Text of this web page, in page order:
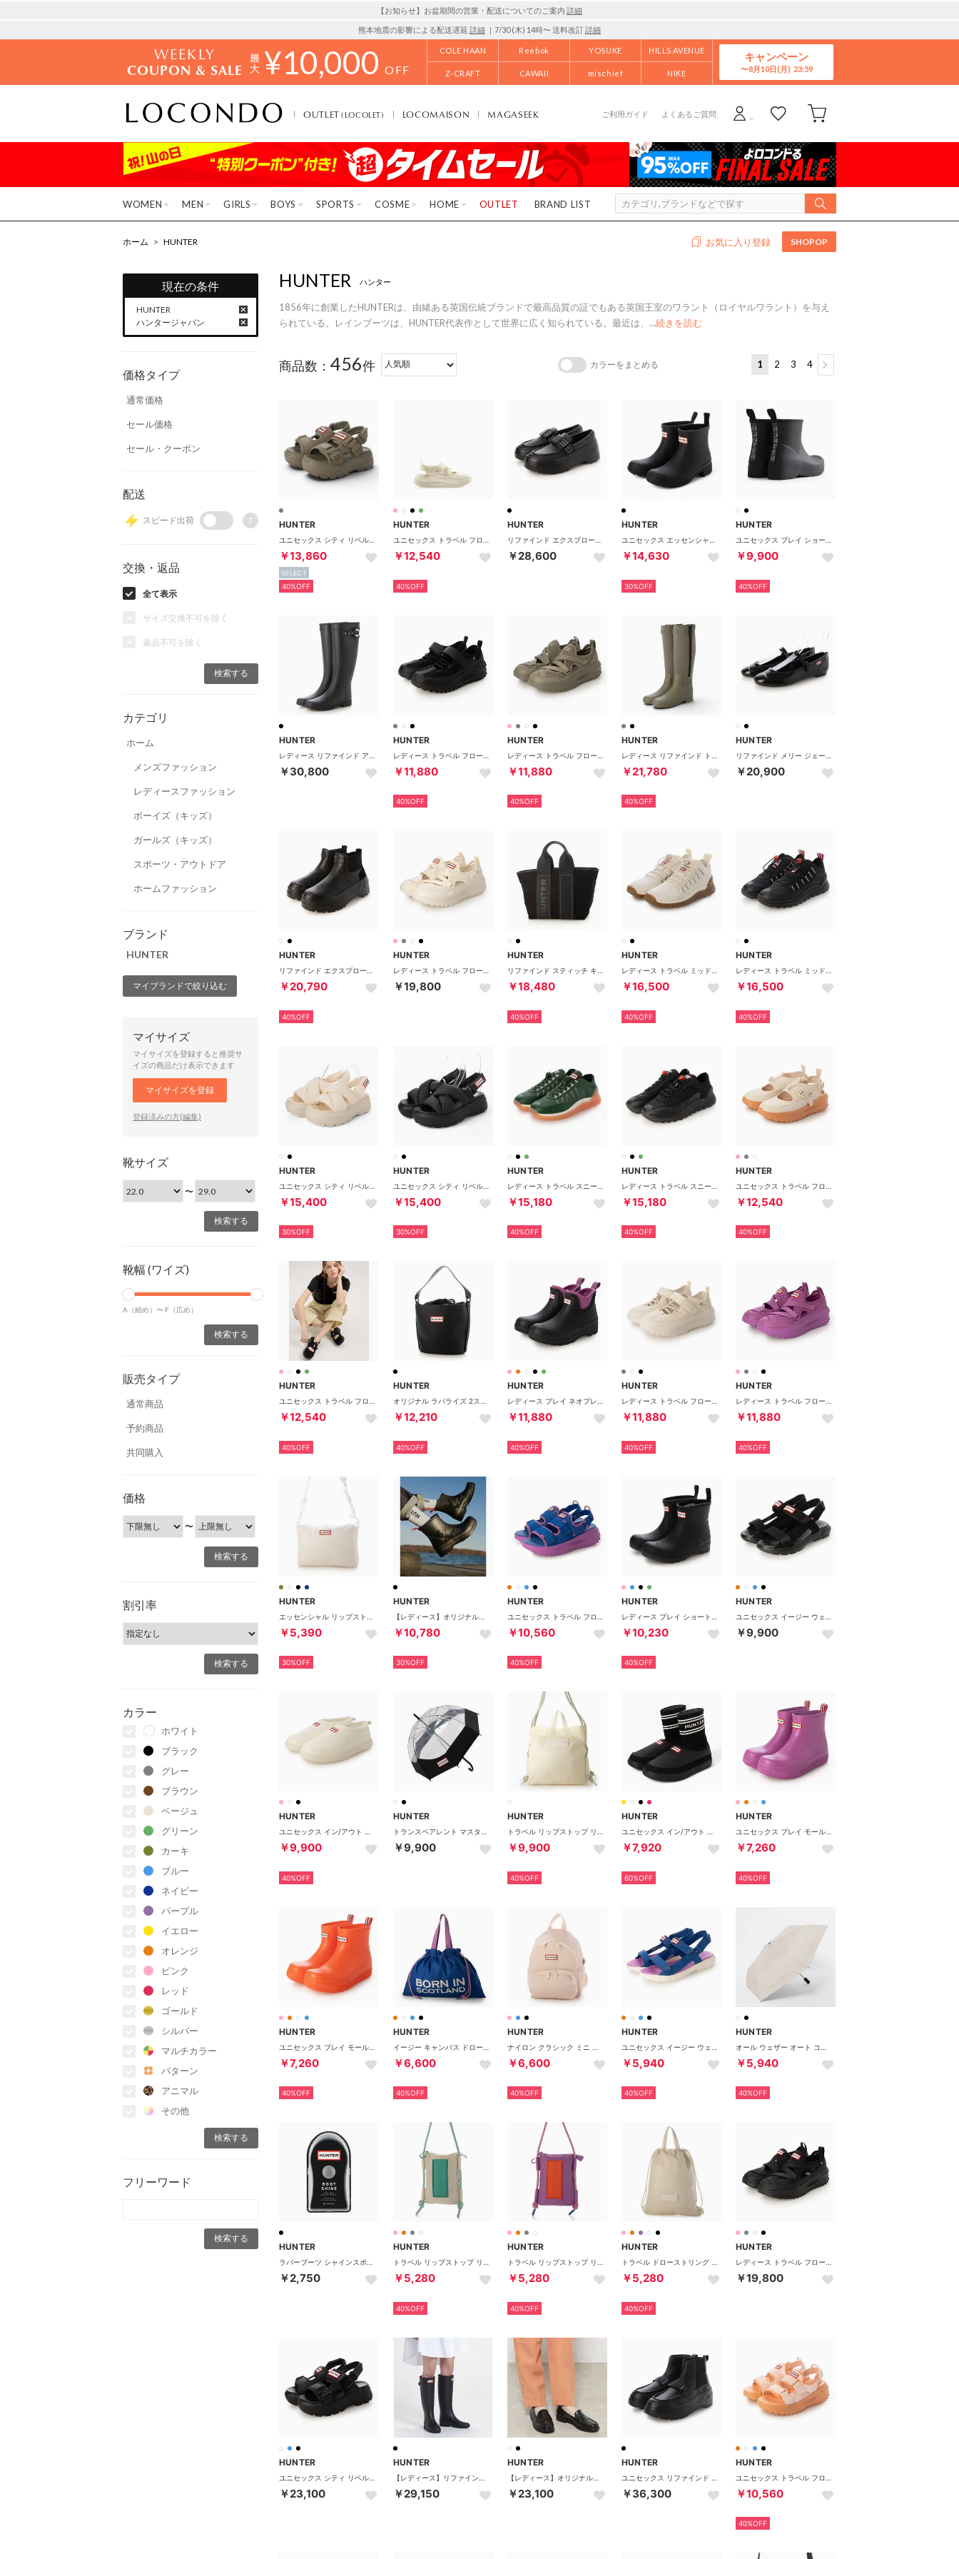
【お知らせ】お盆期間の営業・配送についてのご案内 詳細
熊本地震の影響による配送遅延 詳細 ｜7/30 (木) 14時〜 送料改訂詳細
WEEKLY
COUPON & SALE ¥10,000 OFF
COLE HAAN Reebok YOSUKE HILLS AVENUE
Z-CRAFT CAWAII mischief NIKE
キャンペーン
8月10日(月)
OUTLET(LOCOLET) LOCOMAISON MAGASEEK ご利用ガイド よくあるご質問
WOMEN MEN GIRLS BOYS SPORTS COSME HOME OUTLET BRAND LIST
ホーム > HUNTER お気に入り登録 SHOPOP
現在の条件
HUNTER
ハンタージャパン
価格タイプ
通常価格
セール価格
セール・クーポン
配送
スピード出荷 ?
交換・返品
全て表示
サイズ交換不可を除く
返品不可を除く
カテゴリ
ホーム
メンズファッション
レディースファッション
ボーイズ（キッズ）
ガールズ（キッズ）
スポーツ・アウトドア
ホームファッション
ブランド
HUNTER
マイブランドで絞り込む
マイサイズ
マイサイズを登録すると推奨サ
イズの商品だけ表示できます
マイサイズを登録
登録済みの方(編集)
靴サイズ
〜
靴幅 (ワイズ)
A（細め）〜 F（広め）
販売タイプ
通常商品
予約商品
共同購入
価格
〜
割引率
カラー
ホワイト
ブラック
グレー
ブラウン
ベージュ
グリーン
カーキ
ブルー
ネイビー
パープル
イエロー
オレンジ
ピンク
レッド
ゴールド
シルバー
マルチカラー
パターン
アニマル
その他
フリーワード
HUNTER ハンター
1856年に創業したHUNTERは、由緒ある英国伝統ブランドで最高品質の証でもある英国王室のワラント（ロイヤルワラント）を与え
られている。レインブーツは、HUNTER代表作として世界に広く知られている。最近は、 …続きを読む
商品数： 456件 カラーをまとめる 1 2 3 4
HUNTER
￥13,860
SELECT
40%OFF
HUNTER
￥12,540
40%OFF
HUNTER
￥28,600
HUNTER
￥14,630
30%OFF
HUNTER
￥9,900
40%OFF
HUNTER
￥30,800
HUNTER
￥11,880
40%OFF
HUNTER
￥11,880
40%OFF
HUNTER
￥21,780
40%OFF
HUNTER
￥20,900
HUNTER
￥20,790
40%OFF
HUNTER
￥19,800
HUNTER
￥18,480
40%OFF
HUNTER
￥16,500
40%OFF
HUNTER
￥16,500
40%OFF
HUNTER
￥15,400
30%OFF
HUNTER
￥15,400
30%OFF
HUNTER
￥15,180
40%OFF
HUNTER
￥15,180
40%OFF
HUNTER
￥12,540
40%OFF
HUNTER
￥12,540
40%OFF
HUNTER
￥12,210
40%OFF
HUNTER
￥11,880
40%OFF
HUNTER
￥11,880
40%OFF
HUNTER
￥11,880
40%OFF
HUNTER
￥5,390
30%OFF
HUNTER
￥10,780
30%OFF
HUNTER
￥10,560
40%OFF
HUNTER
￥10,230
40%OFF
HUNTER
￥9,900
HUNTER
￥9,900
40%OFF
HUNTER
￥9,900
HUNTER
￥9,900
40%OFF
HUNTER
￥7,920
60%OFF
HUNTER
￥7,260
40%OFF
HUNTER
￥7,260
40%OFF
HUNTER
￥6,600
40%OFF
HUNTER
￥6,600
40%OFF
HUNTER
￥5,940
40%OFF
HUNTER
￥5,940
40%OFF
HUNTER
￥2,750
HUNTER
￥5,280
40%OFF
HUNTER
￥5,280
40%OFF
HUNTER
￥5,280
40%OFF
HUNTER
￥19,800
HUNTER
￥23,100
HUNTER
￥29,150
HUNTER
￥23,100
HUNTER
￥36,300
HUNTER
￥10,560
40%OFF